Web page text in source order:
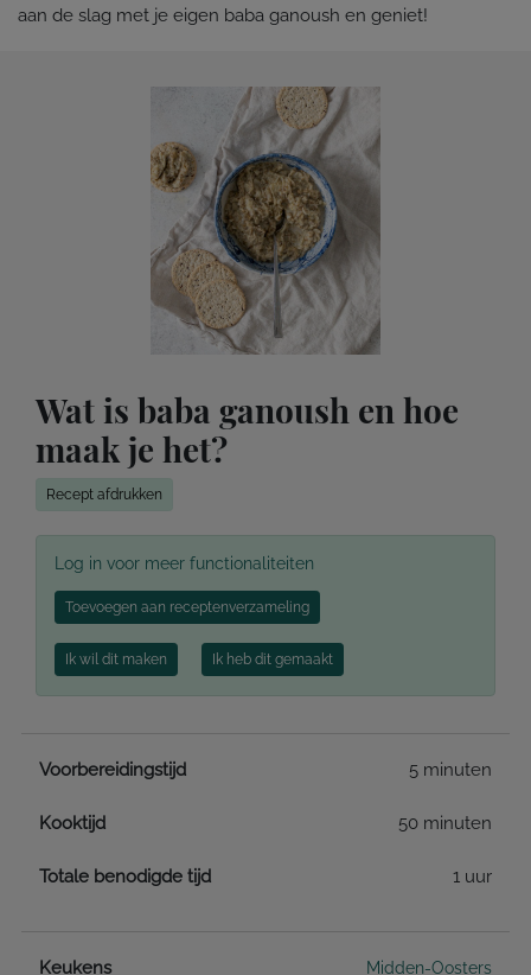
aan de slag met je eigen baba ganoush en geniet!
Wat is baba ganoush en hoe
maak je het?
Recept afdrukken
Log in voor meer functionaliteiten
Toevoegen aan receptenverzameling
Ik wil dit maken Ik heb dit gemaakt
Voorbereidingstijd 5 minuten
Kooktijd 50 minuten
Totale benodigde tijd 1 uur
Keukens Midden-Oosters